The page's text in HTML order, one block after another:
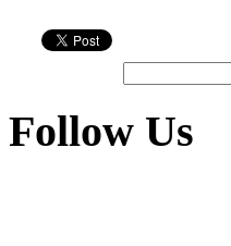
Follow Us